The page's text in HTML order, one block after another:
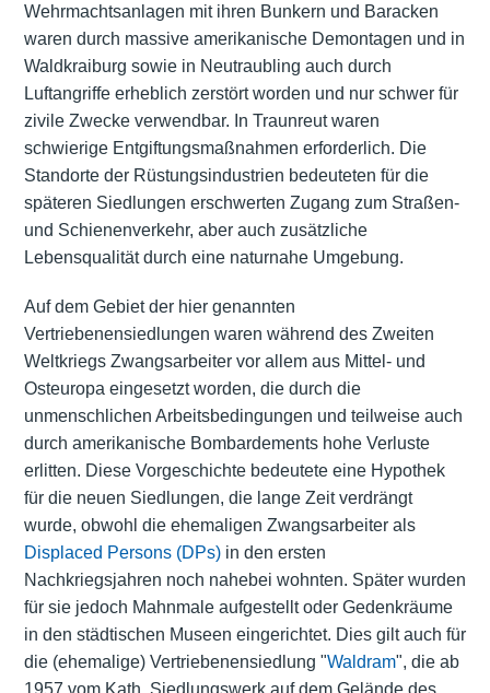
Wehrmachtsanlagen mit ihren Bunkern und Baracken
waren durch massive amerikanische Demontagen und in
Waldkraiburg sowie in Neutraubling auch durch
Luftangriffe erheblich zerstört worden und nur schwer für
zivile Zwecke verwendbar. In Traunreut waren
schwierige Entgiftungsmaßnahmen erforderlich. Die
Standorte der Rüstungsindustrien bedeuteten für die
späteren Siedlungen erschwerten Zugang zum Straßen-
und Schienenverkehr, aber auch zusätzliche
Lebensqualität durch eine naturnahe Umgebung.
Auf dem Gebiet der hier genannten
Vertriebenensiedlungen waren während des Zweiten
Weltkriegs Zwangsarbeiter vor allem aus Mittel- und
Osteuropa eingesetzt worden, die durch die
unmenschlichen Arbeitsbedingungen und teilweise auch
durch amerikanische Bombardements hohe Verluste
erlitten. Diese Vorgeschichte bedeutete eine Hypothek
für die neuen Siedlungen, die lange Zeit verdrängt
wurde, obwohl die ehemaligen Zwangsarbeiter als
Displaced Persons (DPs)in den ersten
Nachkriegsjahren noch nahebei wohnten. Später wurden
für sie jedoch Mahnmale aufgestellt oder Gedenkräume
in den städtischen Museen eingerichtet. Dies gilt auch für
die (ehemalige) Vertriebenensiedlung "Waldram", die ab
1957 vom Kath. Siedlungswerk auf dem Gelände des